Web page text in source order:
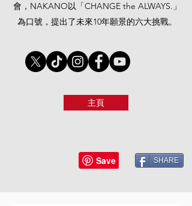
會，NAKANO以「CHANGE the ALWAYS.」
為口號，提出了未來10年願景的六大挑戰。
主頁
SHARE